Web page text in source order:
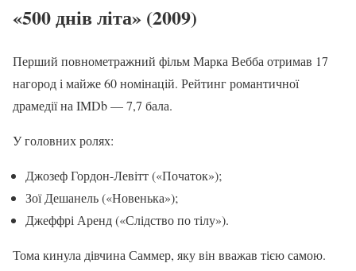
«500 днів літа» (2009)
Перший повнометражний фільм Марка Вебба отримав 17
нагород і майже 60 номінацій. Рейтинг романтичної
драмедії на IMDb — 7,7 бала.
У головних ролях:
Джозеф Гордон-Левітт («Початок»);
Зої Дешанель («Новенька»);
Джеффрі Аренд («Слідство по тілу»).
Тома кинула дівчина Саммер, яку він вважав тією самою.